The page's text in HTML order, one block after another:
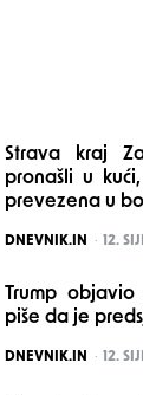
Strava kraj
pronašli u
prevezena u
POSTED
DNEVNIK.IN 12.
Trump
piše da je
POSTED
DNEVNIK.IN 12.